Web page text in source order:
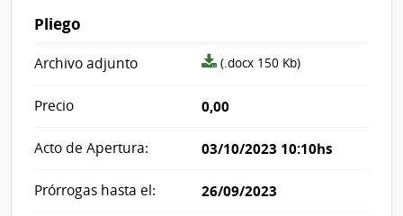
Pliego
Archivo adjunto
archivo
(.docx 150 Kb)
Precio 0,00
Acto de Apertura: 03/10/2023 10:10hs
Prórrogas hasta el: 26/09/2023